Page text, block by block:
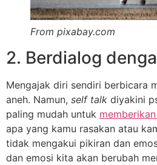
From pixabay.com
2. Berdialog
Mengajak diri sendiri berbicara
aneh. Namun, self talk diyakini
paling mudah untuk
apa yang kamu rasakan atau
tidak mengakui pikiran dan
dan emosi kita akan berubah